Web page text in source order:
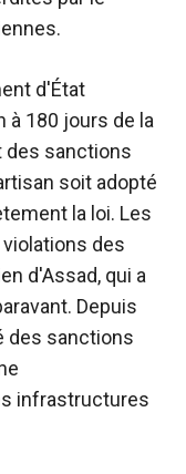
d'État
à 180 jours de la
des sanctions
soit adopté
la loi. Les
des
d'Assad, qui a
Depuis
des sanctions
infrastructures